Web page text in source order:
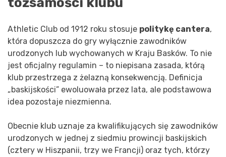
Athletic Club od 1912 roku stosuje politykę cantera,
która dopuszcza do gry wyłącznie zawodników
urodzonych lub wychowanych w Kraju Basków. To nie
jest oficjalny regulamin – to niepisana zasada, którą
klub przestrzega z żelazną konsekwencją. Definicja
„baskijskości” ewoluowała przez lata, ale podstawowa
idea pozostaje niezmienna.
Obecnie klub uznaje za kwalifikujących się zawodników
urodzonych w jednej z siedmiu prowincji baskijskich
(cztery w Hiszpanii, trzy we Francji) oraz tych, którzy